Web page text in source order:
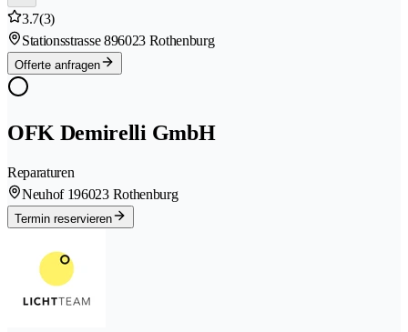
3.7(3)
Stationsstrasse 896023 Rothenburg
Offerte anfragen
OFK Demirelli GmbH
Reparaturen
Neuhof 196023 Rothenburg
Termin reservieren